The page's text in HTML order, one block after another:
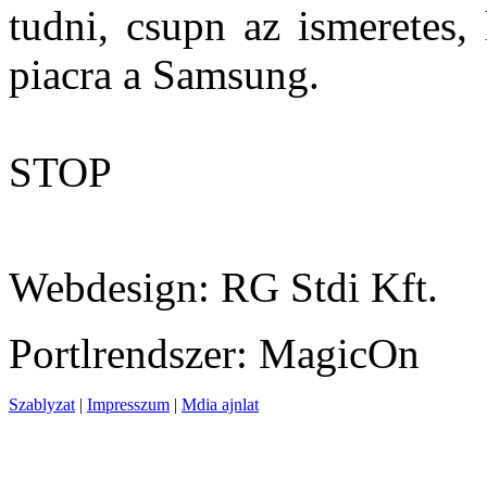
tudni, csupn az
piacra a Samsung.
STOP
Webdesign: RG Stdi Kft.
Portlrendszer: MagicOn
Szablyzat | Impresszum | Mdia ajnlat